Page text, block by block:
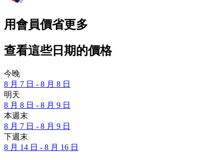
用會員價省更多
查看這些日期的價格
今晚
8 月 7 日 - 8 月 8 日
明天
8 月 8 日 - 8 月 9 日
本週末
8 月 7 日 - 8 月 9 日
下週末
8 月 14 日 - 8 月 16 日